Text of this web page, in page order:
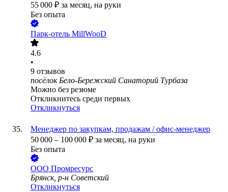
55 000 ₽ за месяц, на руки
Без опыта
Парк-отель MillWooD
4.6
•
9 отзывов
посёлок Бело-Бережский Санаторий Турбаза
Можно без резюме
Откликнитесь среди первых
Откликнуться
Менеджер по закупкам, продажам / офис-менеджер
50 000 – 100 000 ₽ за месяц, на руки
Без опыта
ООО Промресурс
Брянск, р-н Советский
Откликнуться